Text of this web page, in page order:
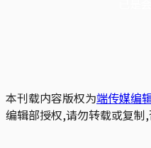
本刊载内容版权为端传媒编
编辑部授权,请勿转载或复制,